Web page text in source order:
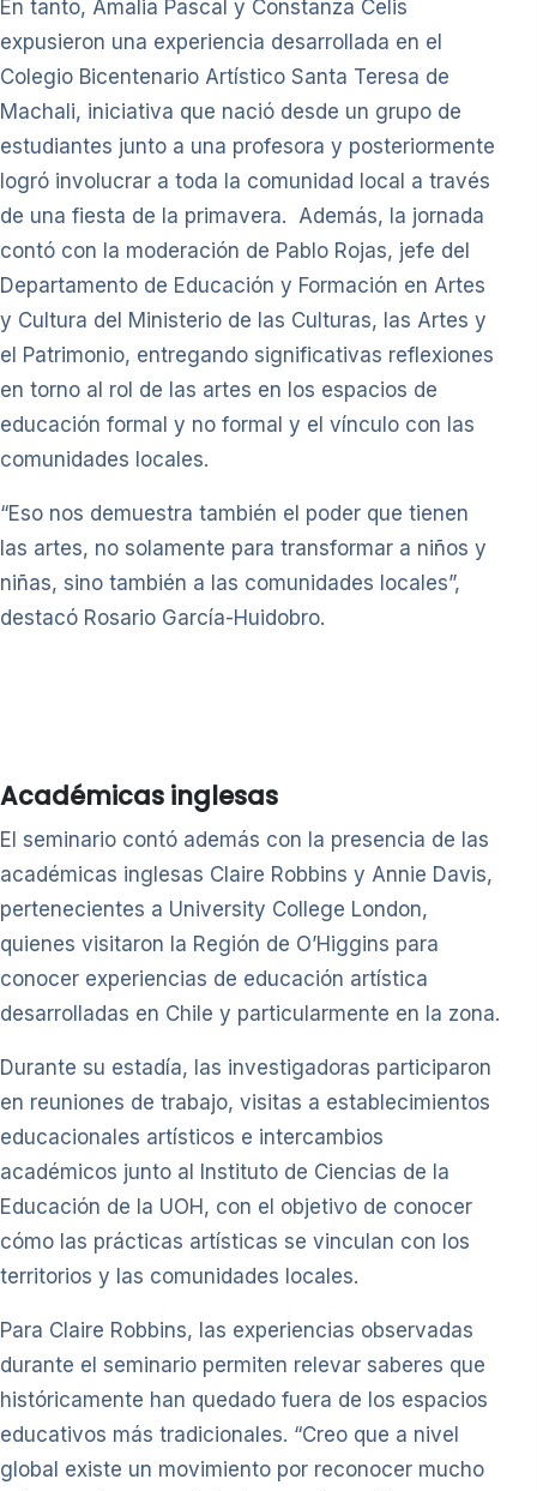
En tanto, Amalia Pascal y Constanza Celis
expusieron una experiencia desarrollada en el
Colegio Bicentenario Artístico Santa Teresa de
Machali, iniciativa que nació desde un grupo de
estudiantes junto a una profesora y posteriormente
logró involucrar a toda la comunidad local a través
de una fiesta de la primavera. Además, la jornada
contó con la moderación de Pablo Rojas, jefe del
Departamento de Educación y Formación en Artes
y Cultura del Ministerio de las Culturas, las Artes y
el Patrimonio, entregando significativas reflexiones
en torno al rol de las artes en los espacios de
educación formal y no formal y el vínculo con las
comunidades locales.
“Eso nos demuestra también el poder que tienen
las artes, no solamente para transformar a niños y
niñas, sino también a las comunidades locales”,
destacó Rosario García-Huidobro.
Académicas inglesas
El seminario contó además con la presencia de las
académicas inglesas Claire Robbins y Annie Davis,
pertenecientes a University College London,
quienes visitaron la Región de O’Higgins para
conocer experiencias de educación artística
desarrolladas en Chile y particularmente en la zona.
Durante su estadía, las investigadoras participaron
en reuniones de trabajo, visitas a establecimientos
educacionales artísticos e intercambios
académicos junto al Instituto de Ciencias de la
Educación de la UOH, con el objetivo de conocer
cómo las prácticas artísticas se vinculan con los
territorios y las comunidades locales.
Para Claire Robbins, las experiencias observadas
durante el seminario permiten relevar saberes que
históricamente han quedado fuera de los espacios
educativos más tradicionales. “Creo que a nivel
global existe un movimiento por reconocer mucho